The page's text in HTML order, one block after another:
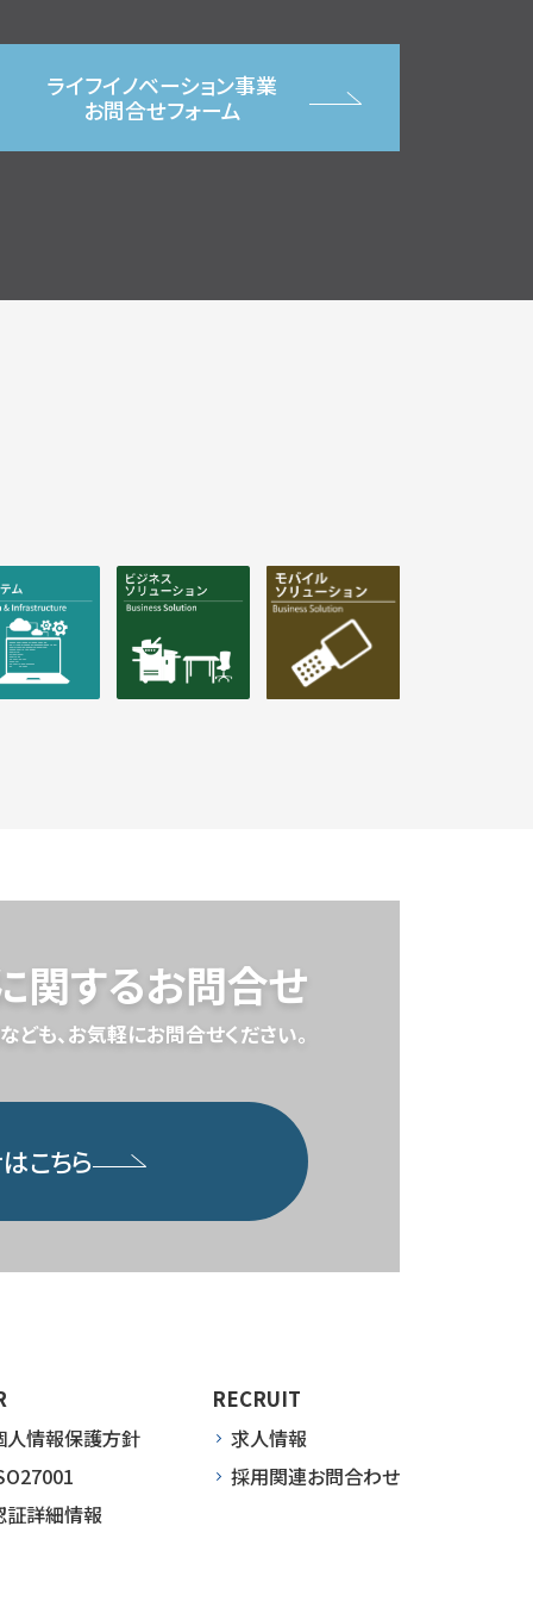
ライフイノベーション事業
お問合せフォーム
関するお問合せ
ども、 お気軽にお問合せください。
こちら
人情報保護方針
証詳細情報
RECRUIT
求人情報
採用関連お問合わせ